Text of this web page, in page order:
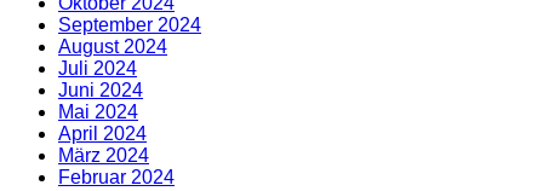
September 2024
August 2024
Juli 2024
Juni 2024
Mai 2024
April 2024
März 2024
Februar 2024